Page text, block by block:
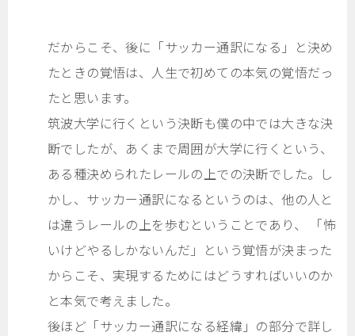
だからこそ、後に「サッカー通訳になる」と決め
たときの覚悟は、人生で初めての本気の覚悟だっ
たと思います。
筑波大学に行くという決断も僕の中では大きな決
断でしたが、あくまで周囲が大学に行くという、
ある種決められたレールの上での決断でした。し
かし、サッカー通訳になるというのは、他の人と
は違うレールの上を歩むということであり、 「怖
いけどやるしかないんだ」という覚悟が決まった
からこそ、実現するためにはどうすればいいのか
と本気で考えました。
後ほど「サッカー通訳になる経緯」の部分で詳し